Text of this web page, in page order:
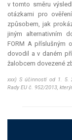
v tomto směru
otázkami pro
způsobem, jak
jiným alternativním
FORM A příslušným
dovodil a v daném
žalobcem dovezené
xxx) S účinností od 1. 5.
Rady EU č. 952/2013,